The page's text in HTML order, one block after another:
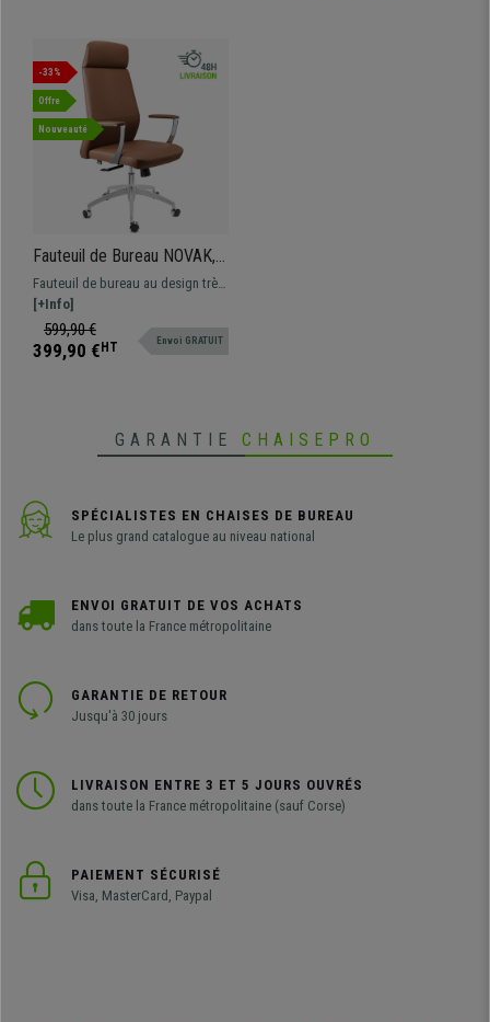
-33%
Offre
Nouveauté
Fauteuil de Bureau NOVAK,
Design Élégant et Raffiné,
Confortable, en Cuir, Marron
Fauteuil de bureau au design très
élégant. Il se distingue par son
haut dossier avec appui-tête
intégré. Très bon rapport qualité
[+Info]
599,90 €
399,90 € HT Envoi GRATUIT
GARANTIE CHAISEPRO
SPÉCIALISTES EN CHAISES DE BUREAU
Le plus grand catalogue au niveau national
ENVOI GRATUIT DE VOS ACHATS
dans toute la France métropolitaine
GARANTIE DE RETOUR
Jusqu'à 30 jours
LIVRAISON ENTRE 3 ET 5 JOURS OUVRÉS
dans toute la France métropolitaine (sauf Corse)
PAIEMENT SÉCURISÉ
Visa, MasterCard, Paypal